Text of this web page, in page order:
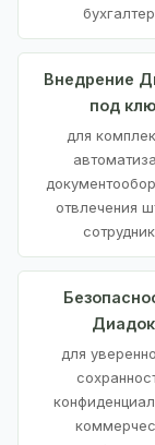
Внедрение
под
для
отвлечения
для